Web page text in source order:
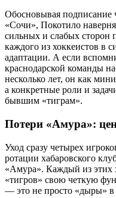
Обосновывая подписание
«Сочи», Покотило
сильных и слабых сторон
каждого из хоккеистов в
адаптации. А если
краснодарской команды
несколько лет, он как
а конкретные роли и
бывшим «тиграм».
Потери «Амура»:
Уход сразу четырех
ротации хабаровского
«Амура». Каждый из этих
«тигров» свою четкую
— это не просто «дыры» в